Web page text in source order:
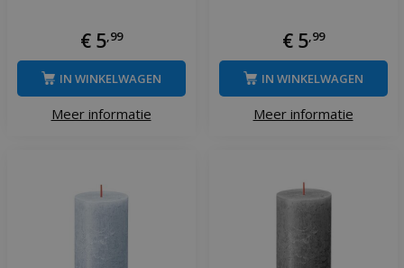
€ 5 99
Meer informatie
IN WINKELWAGEN
€ 5 99
Meer informatie
IN WINKELWAGEN